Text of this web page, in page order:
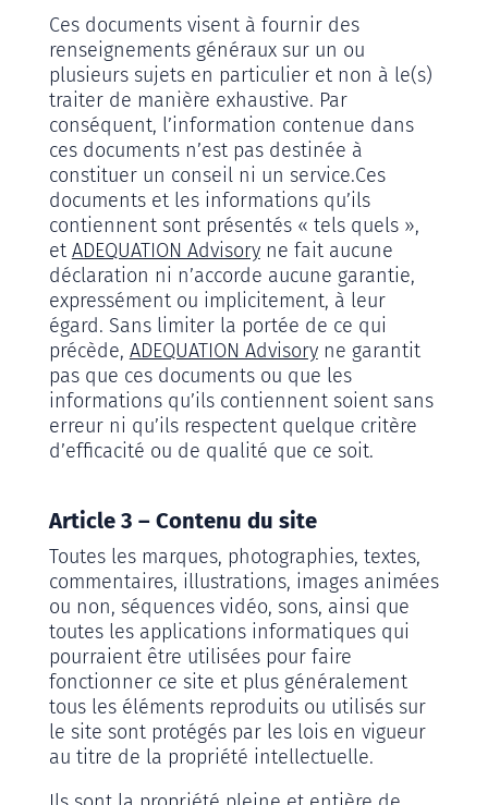
Ces documents visent à fournir des
renseignements généraux sur un ou
plusieurs sujets en particulier et non à le(s)
traiter de manière exhaustive. Par
conséquent, l’information contenue dans
ces documents n’est pas destinée à
constituer un conseil ni un service.Ces
documents et les informations qu’ils
contiennent sont présentés « tels quels »,
et ADEQUATION Advisoryne fait aucune
déclaration ni n’accorde aucune garantie,
expressément ou implicitement, à leur
égard. Sans limiter la portée de ce qui
précède, ADEQUATION Advisoryne garantit
pas que ces documents ou que les
informations qu’ils contiennent soient sans
erreur ni qu’ils respectent quelque critère
d’efficacité ou de qualité que ce soit.
Article 3 – Contenu du site
Toutes les marques, photographies, textes,
commentaires, illustrations, images animées
ou non, séquences vidéo, sons, ainsi que
toutes les applications informatiques qui
pourraient être utilisées pour faire
fonctionner ce site et plus généralement
tous les éléments reproduits ou utilisés sur
le site sont protégés par les lois en vigueur
au titre de la propriété intellectuelle.